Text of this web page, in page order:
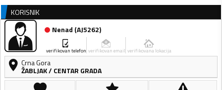
KORISNIK
Nenad (AJ5262)
verifikovan telefon verifikovan email verifikovana lokacija
Crna Gora
ŽABLJAK/ CENTAR GRADA